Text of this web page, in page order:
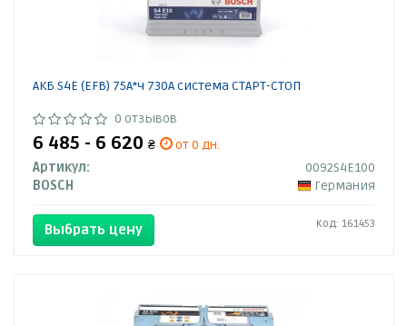
АКБ S4E (EFB) 75А*ч 730А система СТАРТ-СТОП
0 отзывов
6 485 - 6 620 ₴
от 0 дн.
Артикул:
0092S4E100
BOSCH
Германия
Выбрать цену Код: 161453